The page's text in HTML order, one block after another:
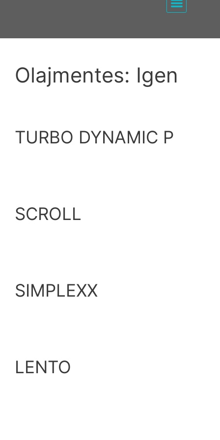
Olajmentes: Igen
TURBO DYNAMIC P
SCROLL
SIMPLEXX
LENTO